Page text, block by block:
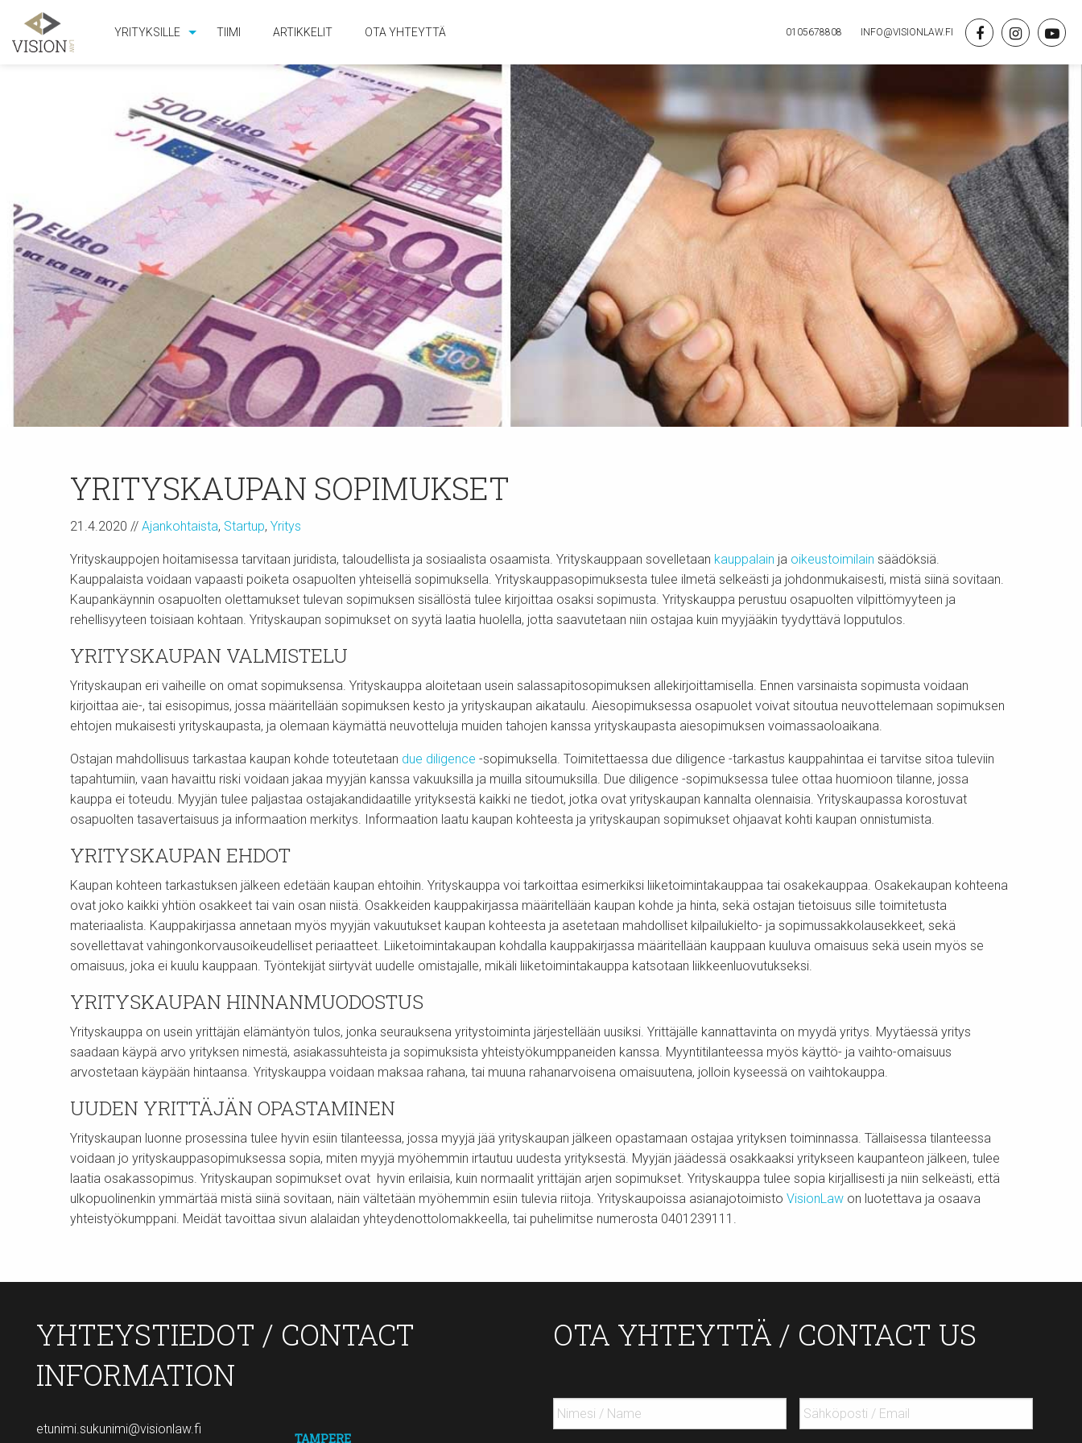
YRITYKSILLE TIIMI ARTIKKELIT OTA YHTEYTTÄ 0105678808 INFO@VISIONLAW.FI
YRITYSKAUPAN SOPIMUKSET
21.4.2020 // Ajankohtaista, Startup, Yritys
Yrityskauppojen hoitamisessa tarvitaan juridista, taloudellista ja sosiaalista osaamista. Yrityskauppaan sovelletaan kauppalain ja oikeustoimilain säädöksiä.
Kauppalaista voidaan vapaasti poiketa osapuolten yhteisellä sopimuksella. Yrityskauppasopimuksesta tulee ilmetä selkeästi ja johdonmukaisesti, mistä siinä sovitaan.
Kaupankäynnin osapuolten olettamukset tulevan sopimuksen sisällöstä tulee kirjoittaa osaksi sopimusta. Yrityskauppa perustuu osapuolten vilpittömyyteen ja
rehellisyyteen toisiaan kohtaan. Yrityskaupan sopimukset on syytä laatia huolella, jotta saavutetaan niin ostajaa kuin myyjääkin tyydyttävä lopputulos.
YRITYSKAUPAN VALMISTELU
Yrityskaupan eri vaiheille on omat sopimuksensa. Yrityskauppa aloitetaan usein salassapitosopimuksen allekirjoittamisella. Ennen varsinaista sopimusta voidaan
kirjoittaa aie-, tai esisopimus, jossa määritellään sopimuksen kesto ja yrityskaupan aikataulu. Aiesopimuksessa osapuolet voivat sitoutua neuvottelemaan sopimuksen
ehtojen mukaisesti yrityskaupasta, ja olemaan käymättä neuvotteluja muiden tahojen kanssa yrityskaupasta aiesopimuksen voimassaoloaikana.
Ostajan mahdollisuus tarkastaa kaupan kohde toteutetaan due diligence -sopimuksella. Toimitettaessa due diligence -tarkastus kauppahintaa ei tarvitse sitoa tuleviin
tapahtumiin, vaan havaittu riski voidaan jakaa myyjän kanssa vakuuksilla ja muilla sitoumuksilla. Due diligence -sopimuksessa tulee ottaa huomioon tilanne, jossa
kauppa ei toteudu. Myyjän tulee paljastaa ostajakandidaatille yrityksestä kaikki ne tiedot, jotka ovat yrityskaupan kannalta olennaisia. Yrityskaupassa korostuvat
osapuolten tasavertaisuus ja informaation merkitys. Informaation laatu kaupan kohteesta ja yrityskaupan sopimukset ohjaavat kohti kaupan onnistumista.
YRITYSKAUPAN EHDOT
Kaupan kohteen tarkastuksen jälkeen edetään kaupan ehtoihin. Yrityskauppa voi tarkoittaa esimerkiksi liiketoimintakauppaa tai osakekauppaa. Osakekaupan kohteena
ovat joko kaikki yhtiön osakkeet tai vain osan niistä. Osakkeiden kauppakirjassa määritellään kaupan kohde ja hinta, sekä ostajan tietoisuus sille toimitetusta
materiaalista. Kauppakirjassa annetaan myös myyjän vakuutukset kaupan kohteesta ja asetetaan mahdolliset kilpailukielto- ja sopimussakkolausekkeet, sekä
sovellettavat vahingonkorvausoikeudelliset periaatteet. Liiketoimintakaupan kohdalla kauppakirjassa määritellään kauppaan kuuluva omaisuus sekä usein myös se
omaisuus, joka ei kuulu kauppaan. Työntekijät siirtyvät uudelle omistajalle, mikäli liiketoimintakauppa katsotaan liikkeenluovutukseksi.
YRITYSKAUPAN HINNANMUODOSTUS
Yrityskauppa on usein yrittäjän elämäntyön tulos, jonka seurauksena yritystoiminta järjestellään uusiksi. Yrittäjälle kannattavinta on myydä yritys. Myytäessä yritys
saadaan käypä arvo yrityksen nimestä, asiakassuhteista ja sopimuksista yhteistyökumppaneiden kanssa. Myyntitilanteessa myös käyttö- ja vaihto-omaisuus
arvostetaan käypään hintaansa. Yrityskauppa voidaan maksaa rahana, tai muuna rahanarvoisena omaisuutena, jolloin kyseessä on vaihtokauppa.
UUDEN YRITTÄJÄN OPASTAMINEN
Yrityskaupan luonne prosessina tulee hyvin esiin tilanteessa, jossa myyjä jää yrityskaupan jälkeen opastamaan ostajaa yrityksen toiminnassa. Tällaisessa tilanteessa
voidaan jo yrityskauppasopimuksessa sopia, miten myyjä myöhemmin irtautuu uudesta yrityksestä. Myyjän jäädessä osakkaaksi yritykseen kaupanteon jälkeen, tulee
laatia osakassopimus. Yrityskaupan sopimukset ovat hyvin erilaisia, kuin normaalit yrittäjän arjen sopimukset. Yrityskauppa tulee sopia kirjallisesti ja niin selkeästi, että
ulkopuolinenkin ymmärtää mistä siinä sovitaan, näin vältetään myöhemmin esiin tulevia riitoja. Yrityskaupoissa asianajotoimisto VisionLaw on luotettava ja osaava
yhteistyökumppani. Meidät tavoittaa sivun alalaidan yhteydenottolomakkeella, tai puhelimitse numerosta 0401239111.
YHTEYSTIEDOT / CONTACT
INFORMATION
etunimi.sukunimi@visionlaw.fi
TAMPERE
OTA YHTEYTTÄ / CONTACT US